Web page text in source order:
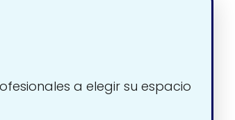
a elegir su espacio